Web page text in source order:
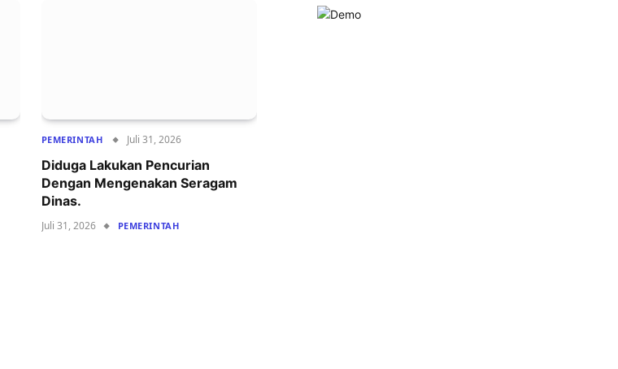
PEMERINTAH Juli 31, 2026
Diduga Lakukan Pencurian
Dengan Mengenakan Seragam
Dinas.
Juli 31, 2026 PEMERINTAH